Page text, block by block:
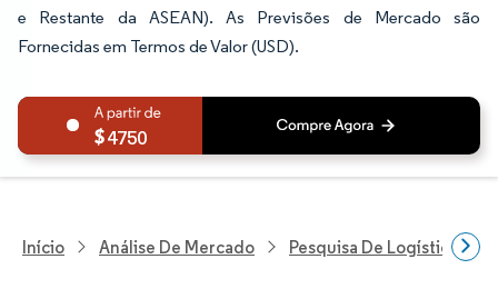
e Restante da ASEAN). As Previsões de Mercado são
Fornecidas em Termos de Valor (USD).
4750
Início Análise De Mercado Pesquisa De Logística